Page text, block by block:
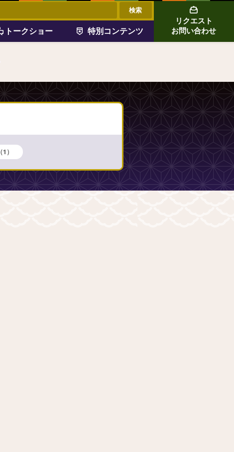
トークショー 特別コンテンツ
リクエスト
お問い合わせ
（1）